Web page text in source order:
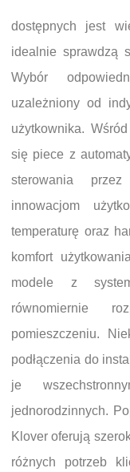
dostępnych jest
idealnie sprawdzą
Wybór
uzależniony od
użytkownika.
się piece z
sterowania
innowacjom
temperaturę oraz
komfort
modele z
równomiernie
pomieszczeniu.
podłączenia do
je
jednorodzinnych.
Klover oferują
różnych potrzeb